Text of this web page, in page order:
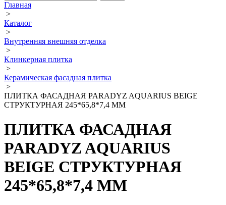
Главная
>
Каталог
>
Внутренняя внешняя отделка
>
Клинкерная плитка
>
Керамическая фасадная плитка
>
ПЛИТКА ФАСАДНАЯ PARADYZ AQUARIUS BEIGE
СТРУКТУРНАЯ 245*65,8*7,4 ММ
ПЛИТКА ФАСАДНАЯ
PARADYZ AQUARIUS
BEIGE СТРУКТУРНАЯ
245*65,8*7,4 ММ